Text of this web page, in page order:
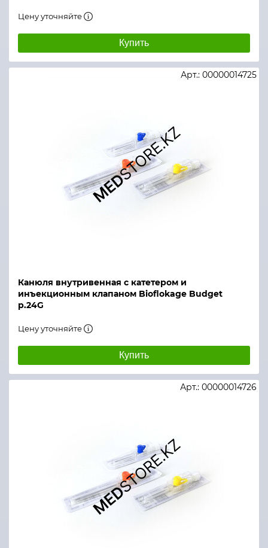
Цену уточняйте
Купить
Канюля внутривенная с катетером и
инъекционным клапаном Bioflokage Budget
р.24G
Арт.: 00000014725
Цену уточняйте
Купить
Арт.: 00000014726